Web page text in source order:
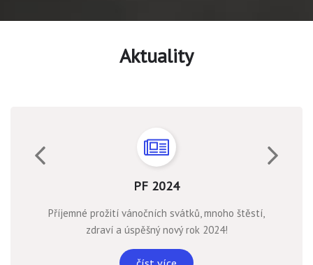
Aktuality
PF 2024
Příjemné prožití vánočních svátků, mnoho štěstí,
zdraví a úspěšný nový rok 2024!